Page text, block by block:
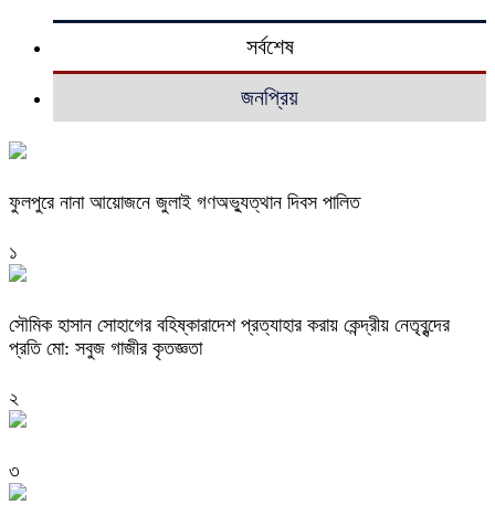
সর্বশেষ
জনপ্রিয়
ফুলপুরে নানা আয়োজনে জুলাই গণঅভ্যুত্থান দিবস পালিত
১
সৌমিক হাসান সোহাগের বহিষ্কারাদেশ প্রত্যাহার করায় কেন্দ্রীয় নেতৃবৃন্দের
প্রতি মো: সবুজ গাজীর কৃতজ্ঞতা
২
৩